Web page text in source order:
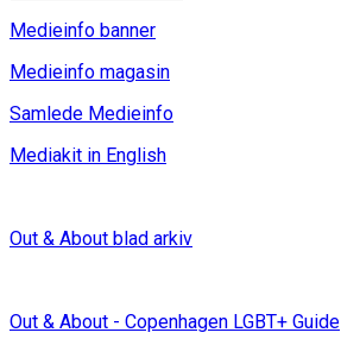
Medieinfo banner
Medieinfo magasin
Samlede Medieinfo
Mediakit in English
Out & About blad arkiv
Out & About - Copenhagen LGBT+ Guide